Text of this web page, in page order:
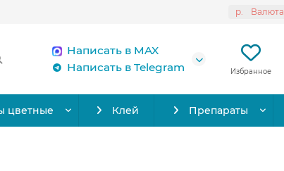
р. Валюта
Написать в MAX
Написать в Telegram
Избранное
цветные Клей Препараты